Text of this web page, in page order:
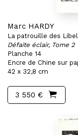
Marc HARDY
La patrouille des
Défaite éclair, Tome 2
Planche 14
Encre de Chine sur
42 x 32,8 cm
3 550 €